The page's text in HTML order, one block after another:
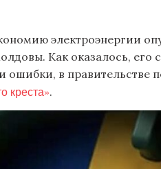
электроэнергии
Как оказалось, его
ошибки, в правительстве
креста».